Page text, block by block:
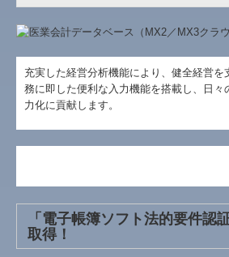
社会福祉法人の皆様へ
TKCシステムQ&A
交通案内
お問合せ
リンク集
充実した経営分析機能により、健全経営を
務に即した便利な入力機能を搭載し、日々
力化に貢献します。
「電子帳簿ソフト法的要件認
取得！